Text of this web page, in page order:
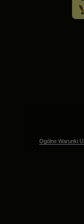
Ogólne Warunki